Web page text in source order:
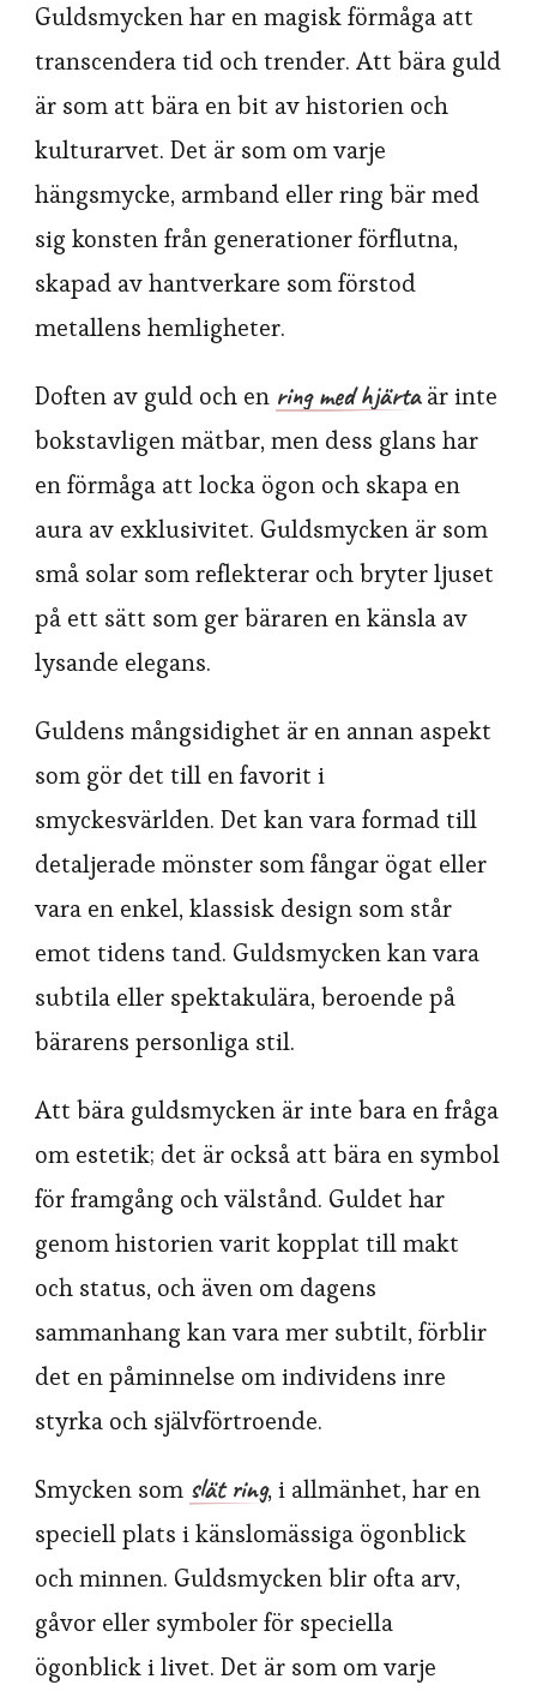
Guldsmycken har en magisk förmåga att
transcendera tid och trender. Att bära guld
är som att bära en bit av historien och
kulturarvet. Det är som om varje
hängsmycke, armband eller ring bär med
sig konsten från generationer förflutna,
skapad av hantverkare som förstod
metallens hemligheter.
Doften av guld och en ring med hjärtaär inte
bokstavligen mätbar, men dess glans har
en förmåga att locka ögon och skapa en
aura av exklusivitet. Guldsmycken är som
små solar som reflekterar och bryter ljuset
på ett sätt som ger bäraren en känsla av
lysande elegans.
Guldens mångsidighet är en annan aspekt
som gör det till en favorit i
smyckesvärlden. Det kan vara formad till
detaljerade mönster som fångar ögat eller
vara en enkel, klassisk design som står
emot tidens tand. Guldsmycken kan vara
subtila eller spektakulära, beroende på
bärarens personliga stil.
Att bära guldsmycken är inte bara en fråga
om estetik; det är också att bära en symbol
för framgång och välstånd. Guldet har
genom historien varit kopplat till makt
och status, och även om dagens
sammanhang kan vara mer subtilt, förblir
det en påminnelse om individens inre
styrka och självförtroende.
Smycken som slät ring, i allmänhet, har en
speciell plats i känslomässiga ögonblick
och minnen. Guldsmycken blir ofta arv,
gåvor eller symboler för speciella
ögonblick i livet. Det är som om varje